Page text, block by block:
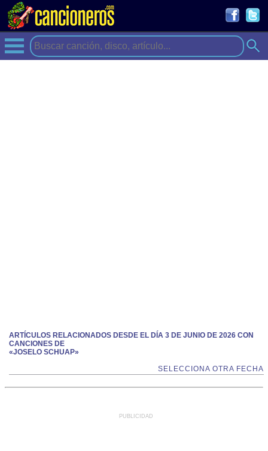
ARTÍCULOS RELACIONADOS DESDE EL DÍA 3 DE JUNIO DE 2026 CON
CANCIONES DE
«JOSELO SCHUAP»
SELECCIONA OTRA FECHA
PUBLICIDAD